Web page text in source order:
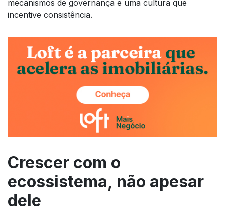
mecanismos de governança e uma cultura que
incentive consistência.
Crescer com o
ecossistema, não apesar
dele